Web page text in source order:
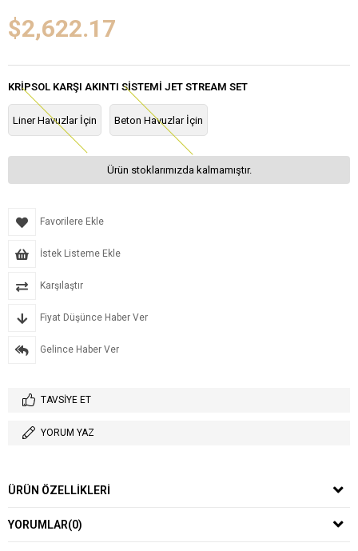
$2,622.17
KRIPSOL KARŞI AKINTI SISTEMI JET STREAM SET
Liner Havuzlar İçin Beton Havuzlar İçin
Ürün stoklarımızda kalmamıştır.
Favorilere Ekle
İstek Listeme Ekle
Karşılaştır
Fiyat Düşünce Haber Ver
Gelince Haber Ver
TAVSIYE ET
YORUM YAZ
ÜRÜN ÖZELLIKLERI
YORUMLAR(0)